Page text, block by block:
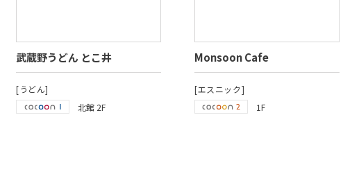
武蔵野うどん とこ井
[うどん]
北館 2F
Monsoon Cafe
[エスニック]
1F